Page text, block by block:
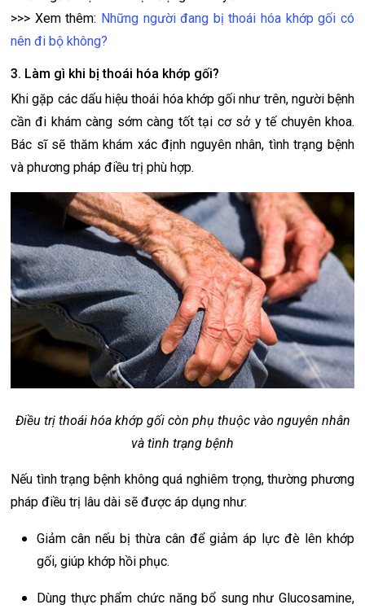
>>> Xem thêm: Những người đang bị thoái hóa khớp gối có
nên đi bộ không?
3. Làm gì khi bị thoái hóa khớp gối?
Khi gặp các dấu hiệu thoái hóa khớp gối như trên, người bệnh
cần đi khám càng sớm càng tốt tại cơ sở y tế chuyên khoa.
Bác sĩ sẽ thăm khám xác định nguyên nhân, tình trạng bệnh
và phương pháp điều trị phù hợp.
Điều trị thoái hóa khớp gối còn phụ thuộc vào nguyên nhân
và tình trạng bệnh
Nếu tình trạng bệnh không quá nghiêm trọng, thường phương
pháp điều trị lâu dài sẽ được áp dụng như:
Giảm cân nếu bị thừa cân để giảm áp lực đè lên khớp
gối, giúp khớp hồi phục.
Dùng thực phẩm chức năng bổ sung như Glucosamine,